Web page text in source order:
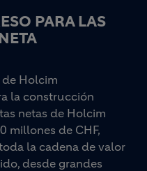
PARA LAS
Holcim
la construcción
netas de Holcim
millones de CHF,
la cadena de valor
desde grandes